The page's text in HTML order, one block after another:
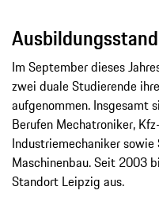
Im September dieses
zwei duale Studierende
aufgenommen. Insgesamt
Berufen Mechatroniker,
Industriemechaniker
Maschinenbau. Seit 2003
Standort Leipzig aus.